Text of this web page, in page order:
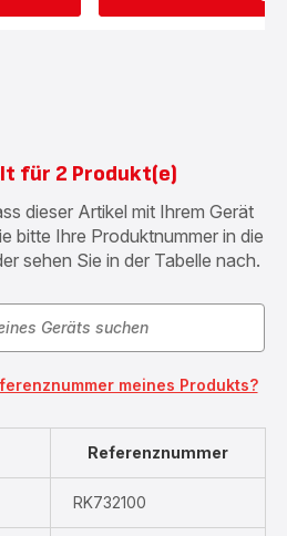
für 2 Produkt(e)
dieser Artikel mit Ihrem Gerät
bitte Ihre Produktnummer in die
sehen Sie in der Tabelle nach.
meines Produkts?
Referenznummer
RK732100